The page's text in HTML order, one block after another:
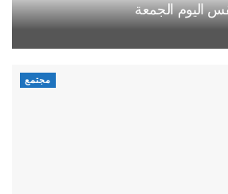
اليوم الجمعة
مجتمع